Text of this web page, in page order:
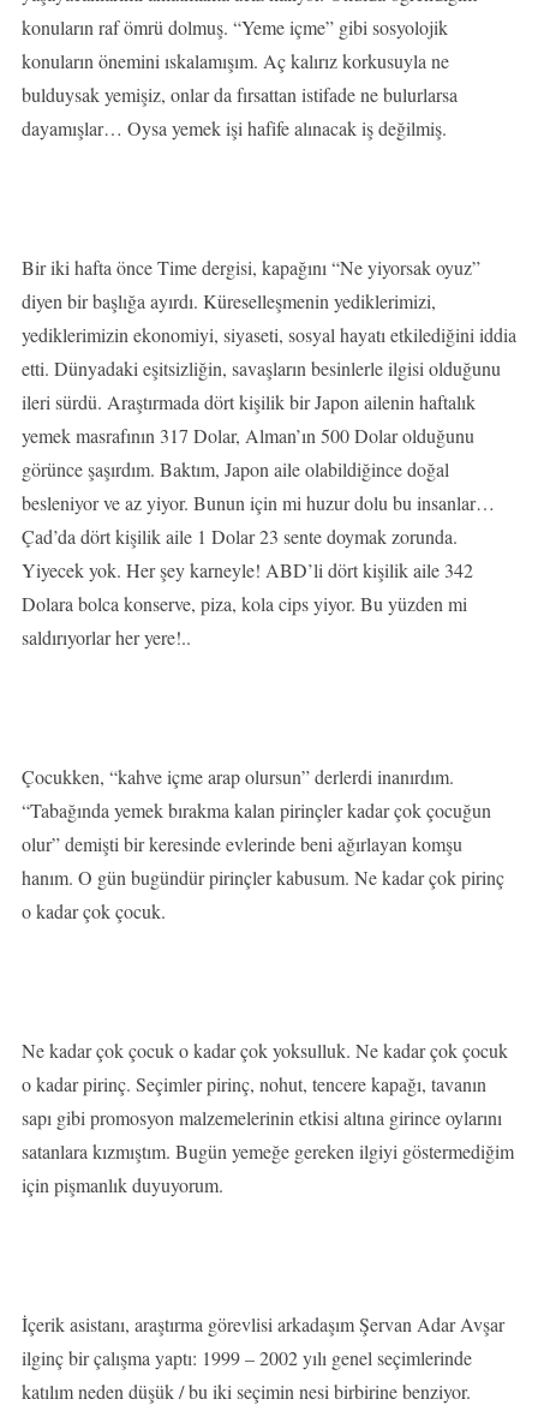
konuların raf ömrü dolmuş. “Yeme içme” gibi sosyolojik
konuların önemini ıskalamışım. Aç kalırız korkusuyla ne
bulduysak yemişiz, onlar da fırsattan istifade ne bulurlarsa
dayamışlar… Oysa yemek işi hafife alınacak iş değilmiş.
Bir iki hafta önce Time dergisi, kapağını “Ne yiyorsak oyuz”
diyen bir başlığa ayırdı. Küreselleşmenin yediklerimizi,
yediklerimizin ekonomiyi, siyaseti, sosyal hayatı etkilediğini iddia
etti. Dünyadaki eşitsizliğin, savaşların besinlerle ilgisi olduğunu
ileri sürdü. Araştırmada dört kişilik bir Japon ailenin haftalık
yemek masrafının 317 Dolar, Alman’ın 500 Dolar olduğunu
görünce şaşırdım. Baktım, Japon aile olabildiğince doğal
besleniyor ve az yiyor. Bunun için mi huzur dolu bu insanlar…
Çad’da dört kişilik aile 1 Dolar 23 sente doymak zorunda.
Yiyecek yok. Her şey karneyle! ABD’li dört kişilik aile 342
Dolara bolca konserve, piza, kola cips yiyor. Bu yüzden mi
saldırıyorlar her yere!..
Çocukken, “kahve içme arap olursun” derlerdi inanırdım.
“Tabağında yemek bırakma kalan pirinçler kadar çok çocuğun
olur” demişti bir keresinde evlerinde beni ağırlayan komşu
hanım. O gün bugündür pirinçler kabusum. Ne kadar çok pirinç
o kadar çok çocuk.
Ne kadar çok çocuk o kadar çok yoksulluk. Ne kadar çok çocuk
o kadar pirinç. Seçimler pirinç, nohut, tencere kapağı, tavanın
sapı gibi promosyon malzemelerinin etkisi altına girince oylarını
satanlara kızmıştım. Bugün yemeğe gereken ilgiyi göstermediğim
için pişmanlık duyuyorum.
İçerik asistanı, araştırma görevlisi arkadaşım Şervan Adar Avşar
ilginç bir çalışma yaptı: 1999 – 2002 yılı genel seçimlerinde
katılım neden düşük / bu iki seçimin nesi birbirine benziyor.